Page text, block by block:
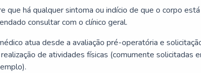
que há qualquer sintoma ou indício de que o corpo
consultar com o clínico geral.
atua desde a avaliação pré-operatória e
de atividades físicas (comumente solicitadas